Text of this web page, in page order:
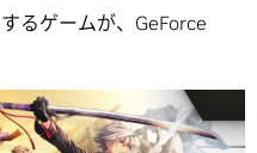
るゲームが、GeForce